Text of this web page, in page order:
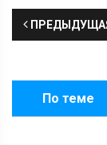
По теме